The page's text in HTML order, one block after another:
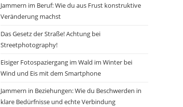
Jammern im Beruf: Wie du aus Frust konstruktive
Veränderung machst
Das Gesetz der Straße! Achtung bei
Streetphotography!
Eisiger Fotospaziergang im Wald im Winter bei
Wind und Eis mit dem Smartphone
Jammern in Beziehungen: Wie du Beschwerden in
klare Bedürfnisse und echte Verbindung